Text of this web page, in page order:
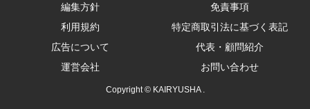
編集方針
免責事項
利用規約
特定商取引法に基づく表記
広告について
代表・顧問紹介
運営会社
お問い合わせ
Copyright © KAIRYUSHA .